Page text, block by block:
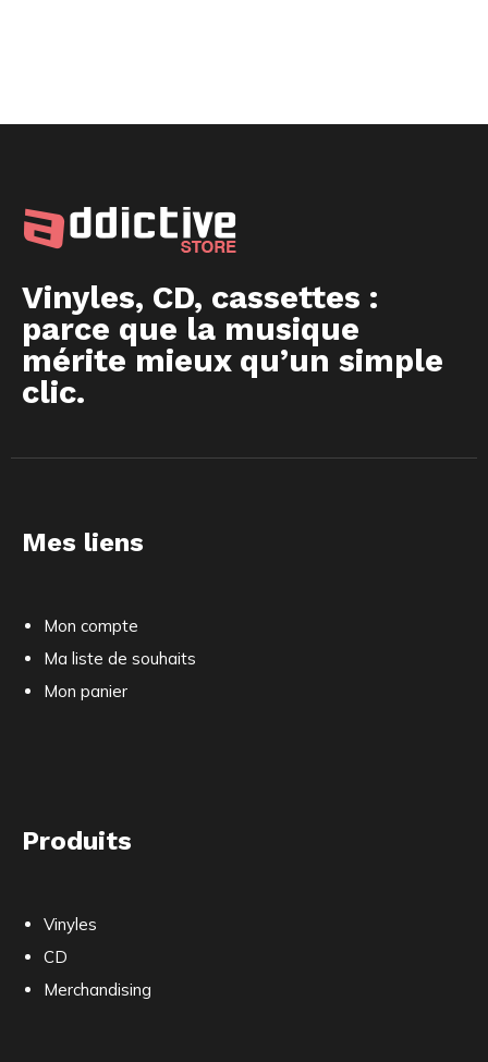
Vinyles, CD, cassettes :
parce que la musique
mérite mieux qu’un simple
clic.
Mes liens
Mon compte
Ma liste de souhaits
Mon panier
Produits
Vinyles
CD
Merchandising